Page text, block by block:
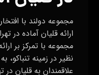
مجموعه دولند با
ارائه قلیان آماده در
مجموعه با تمرکز بر
نظیر در زمینه
علاقمندان به قلیان